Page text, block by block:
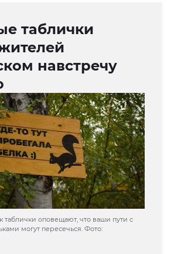
таблички
навстречу
таблички оповещают, что ваши пути с
могут пересечься. Фото: